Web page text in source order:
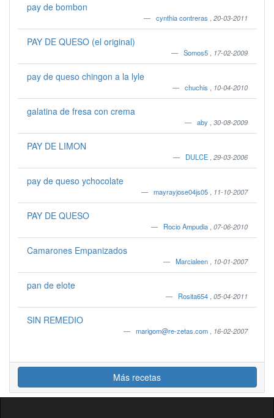
pay de bombon
cynthia contreras 20-03-2011
PAY DE QUESO (el original)
Somos5 17-02-2009
pay de queso chingon a la lyle
chuchis 10-04-2010
galatina de fresa con crema
aby 30-08-2009
PAY DE LIMON
DULCE 29-03-2006
pay de queso ychocolate
mayrayjose04js05 11-10-2007
PAY DE QUESO
Rocio Ampudia 07-06-2010
Camarones Empanizados
Marcialeen 10-01-2007
pan de elote
Rosita654 05-04-2011
SIN REMEDIO
marigom@re-zetas.com 16-02-2007
Más recetas